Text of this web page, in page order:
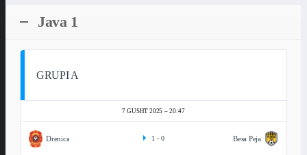
Java 1
GRUPI A
7 GUSHT 2025 20:47
Drenica Besa Peja
1 - 0